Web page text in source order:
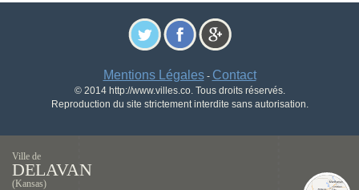
Mentions Légales- Contact
© 2014 http://www.villes.co. Tous droits réservés.
Reproduction du site strictement interdite sans autorisation.
Ville de
DELAVAN
(Kansas)